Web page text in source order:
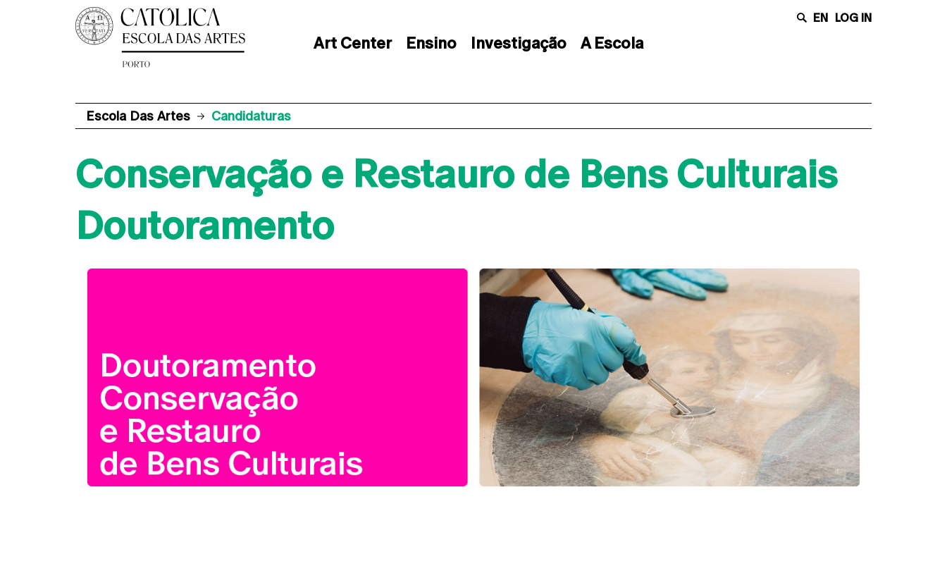
Art Center Ensino Investigação A Escola
EN LOG IN
Escola Das Artes Candidaturas
Conservação e Restauro de Bens Culturais
Doutoramento